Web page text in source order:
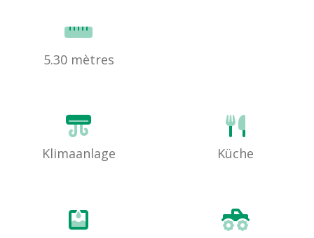
5.30 mètres
Klimaanlage Küche